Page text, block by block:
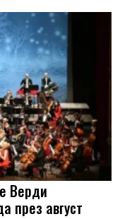
Верди
през август